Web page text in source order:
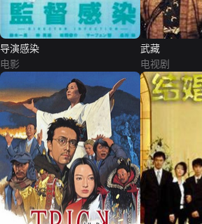
导演感染
电影
武藏
电视剧